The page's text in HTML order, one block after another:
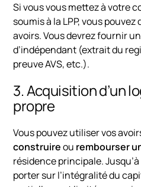
Si vous vous mettez à votre
soumis à la LPP, vous pouvez
avoirs. Vous devrez fournir
d’indépendant (extrait du
preuve AVS, etc.).
3. Acquisition d’un
propre
Vous pouvez utiliser vos
construireou rembourser
résidence principale. Jusqu’à
porter sur l’intégralité du